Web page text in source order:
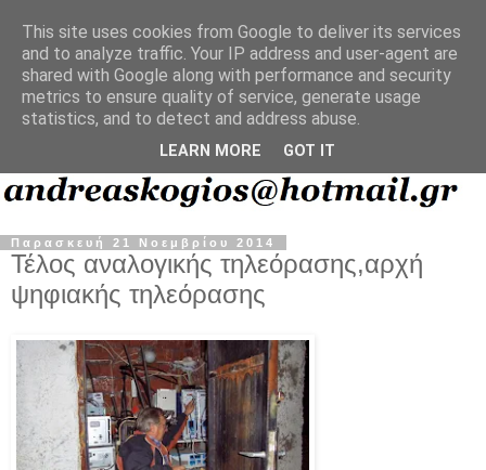
Παρασκευή 21 Νοεμβρίου 2014
Τέλος αναλογικής τηλεόρασης,αρχή
ψηφιακής τηλεόρασης
This site uses cookies from Google to deliver its services
and to analyze traffic. Your IP address and user-agent are
shared with Google along with performance and security
metrics to ensure quality of service, generate usage
statistics, and to detect and address abuse.
LEARN MORE GOT IT